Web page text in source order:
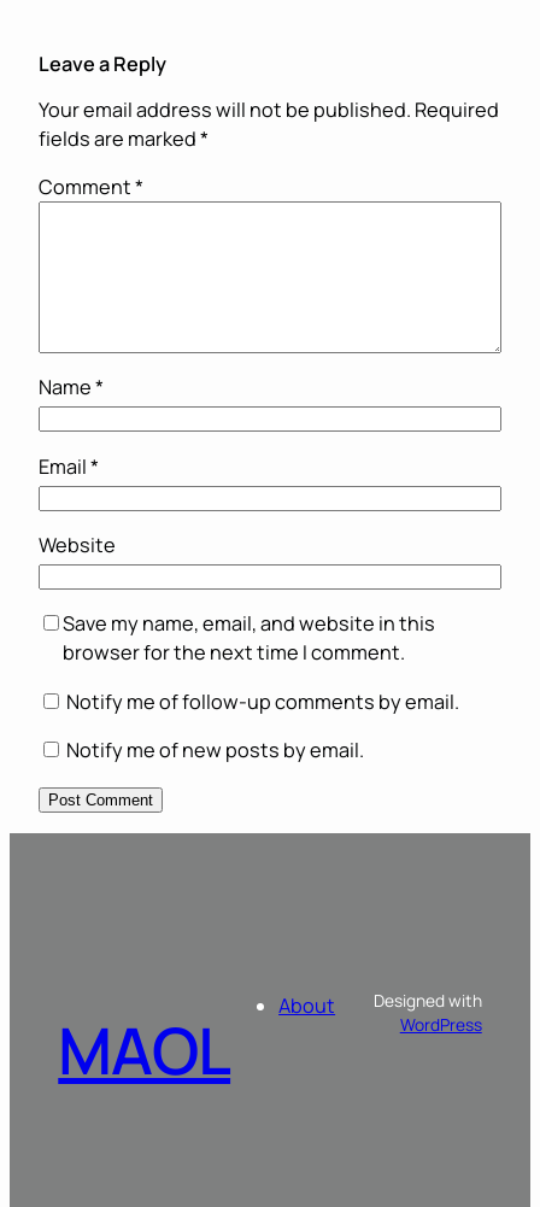
Leave a Reply
Your email address will not be published. Required
fields are marked*
Comment*
Name*
Email*
Website
Save my name, email, and website in this
browser for the next time I comment.
Notify me of follow-up comments by email.
Notify me of new posts by email.
MAOL About
Designed with
WordPress